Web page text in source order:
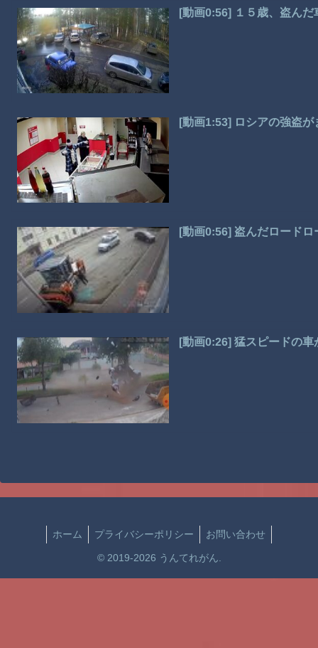
[動画0:56] １５歳、盗ん
[動画1:53] ロシアの強盗
[動画0:56] 盗んだロードロ
[動画0:26] 猛スピードの
ホーム プライバシーポリシー お問い合わせ
© 2019-2026 うんてれがん.